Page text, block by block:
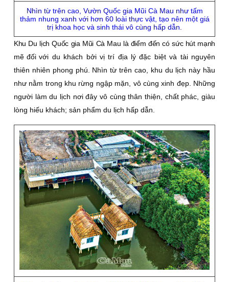
Nhìn từ trên cao, Vườn Quốc gia Mũi Cà Mau như tấm
thảm nhung xanh với hơn 60 loài thực vật, tạo nên một giá
trị khoa học và sinh thái vô cùng hấp dẫn.
Khu Du lịch Quốc gia Mũi Cà Mau là điểm đến có sức hút mạnh
mẽ đốivới du khách bởi vị trí địa lý đặc biệt và tài nguyên
thiên nhiên phong phú. Nhìn từ trên cao, khu du lịch này hầu
như nằm trong khu rừng ngập mặn, vô cùng xinh đẹp. Những
người làm du lịch nơi đây vô cùng thân thiện, chất phác, giàu
lòng hiếu khách; sản phẩm du lịch hấp dẫn.